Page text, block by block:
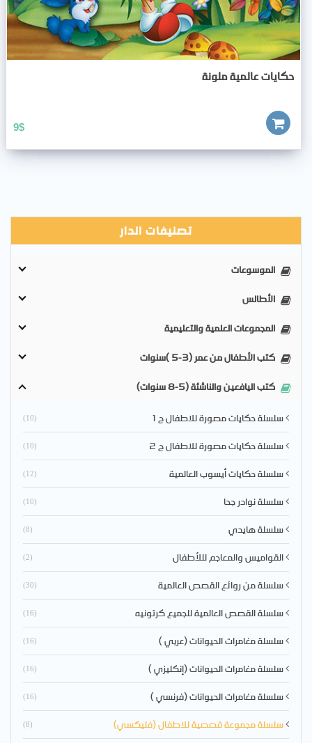
حكايات عالمية ملونة
9$
تصنيفات الدار
الموسوعات
الأطالس
المجموعات العلمية والتعليمية
كتب الأطفال من عمر (3-5 )سنوات
كتب اليافعين والناشئة (5-8 سنوات)
سلسلة حكايات مصورة للاطفال ج 1 (10)
سلسلة حكايات مصورة للاطفال ج 2 (10)
سلسلة حكايات أيسوب العالمية (12)
سلسلة نوادر جحا (10)
سلسلة هايدي (8)
القواميس والمعاجم لللأطفال (2)
سلسلة من روائع القصص العالمية (30)
سلسلة القصص العالمية للجميع كرتونيه (16)
سلسلة مغامرات الحيوانات (عربي ) (16)
سلسلة مغامرات الحيوانات (إنكليزي ) (16)
سلسلة مغامرات الحيوانات (فرنسي ) (16)
سلسلة مجموعة قصصية للاطفال (فليكسي) (8)